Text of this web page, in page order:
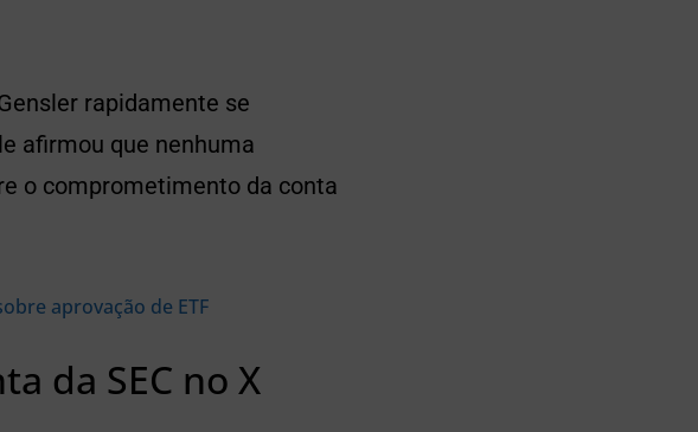
rapidamente se
afirmou que nenhuma
o comprometimento da conta
aprovação de ETF
da SEC no X